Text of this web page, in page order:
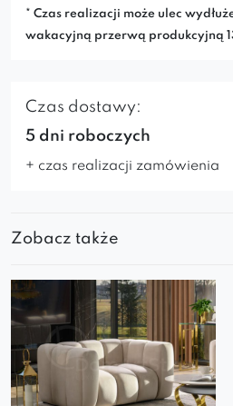
* Czas realizacji może ulec
wakacyjną przerwą produkcyjną
Czas dostawy:
5 dni roboczych
+ czas realizacji zamówienia
Zobacz także